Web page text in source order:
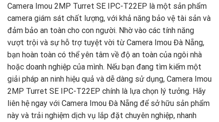
Camera Imou 2MP Turret SE IPC-T22EP là một sản phẩm
camera giám sát chất lượng, với khả năng bảo vệ tài sản và
đảm bảo an toàn cho con người. Nhờ vào các tính năng
vượt trội và sự hỗ trợ tuyệt vời từ Camera Imou Đà Nẵng,
bạn hoàn toàn có thể yên tâm về độ an toàn của ngôi nhà
hoặc doanh nghiệp của mình. Nếu bạn đang tìm kiếm một
giải pháp an ninh hiệu quả và dễ dàng sử dụng, Camera Imou
2MP Turret SE IPC-T22EP chính là lựa chọn lý tưởng. Hãy
liên hệ ngay với Camera Imou Đà Nẵng để sở hữu sản phẩm
này và trải nghiệm dịch vụ lắp đặt chuyên nghiệp, nhanh